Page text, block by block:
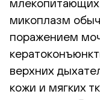
микоплазм
поражением
верхних
кожи и мягких